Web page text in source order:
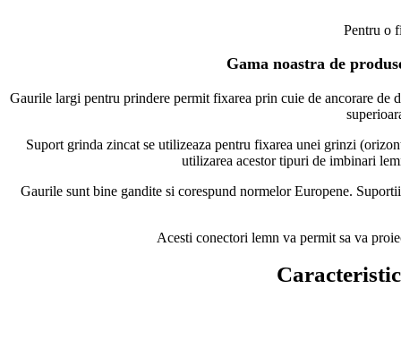
Pentru o
Gama noastra de
Gaurile largi pentru prindere permit fixarea prin cuie de ancorare
Suport grinda zincat se utilizeaza pentru fixarea unei grinzi
utilizarea acestor tipuri de imbinari
Gaurile sunt bine gandite si corespund normelor Europene.
Acesti conectori lemn va permit sa va